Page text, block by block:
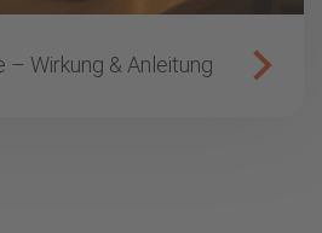
– Wirkung & Anleitung